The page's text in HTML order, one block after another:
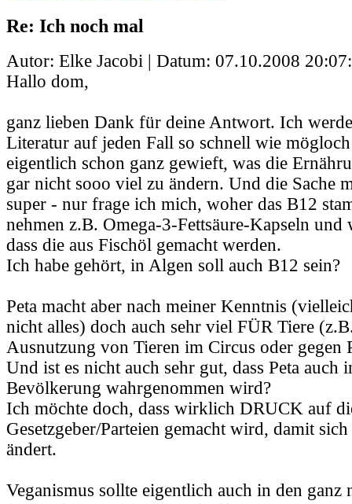
Re: Ich noch mal
Autor: Elke Jacobi | Datum: 07.10.2008
Hallo dom,
ganz lieben Dank für deine Antwort. Ich
Literatur auf jeden Fall so schnell wie
eigentlich schon ganz gewieft, was die
gar nicht sooo viel zu ändern. Und die Sache
super - nur frage ich mich, woher das B12
nehmen z.B. Omega-3-Fettsäure-Kapseln und
dass die aus Fischöl gemacht werden.
Ich habe gehört, in Algen soll auch B12 sein?
Peta macht aber nach meiner Kenntnis
nicht alles) doch auch sehr viel FÜR Tiere
Ausnutzung von Tieren im Circus oder gegen
Und ist es nicht auch sehr gut, dass Peta auch
Bevölkerung wahrgenommen wird?
Ich möchte doch, dass wirklich DRUCK auf
Gesetzgeber/Parteien gemacht wird, damit
ändert.
Veganismus sollte eigentlich auch in den ganz